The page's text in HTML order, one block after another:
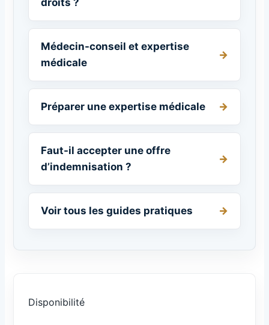
droits ?
Médecin-conseil et expertise
médicale
Préparer une expertise médicale
Faut-il accepter une offre
d’indemnisation ?
Voir tous les guides pratiques
Disponibilité